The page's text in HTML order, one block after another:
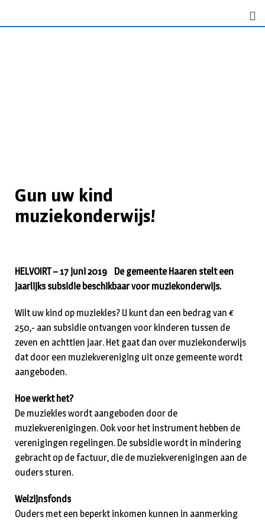
Gun uw kind
muziekonderwijs!
HELVOIRT – 17 juni 2019 De gemeente Haaren stelt een
jaarlijks subsidie beschikbaar voor muziekonderwijs.
Wilt uw kind op muziekles? U kunt dan een bedrag van €
250,- aan subsidie ontvangen voor kinderen tussen de
zeven en achttien jaar. Het gaat dan over muziekonderwijs
dat door een muziekvereniging uit onze gemeente wordt
aangeboden.
Hoe werkt het?
De muziekles wordt aangeboden door de
muziekverenigingen. Ook voor het instrument hebben de
verenigingen regelingen. De subsidie wordt in mindering
gebracht op de factuur, die de muziekverenigingen aan de
ouders sturen.
Welzijnsfonds
Ouders met een beperkt inkomen kunnen in aanmerking